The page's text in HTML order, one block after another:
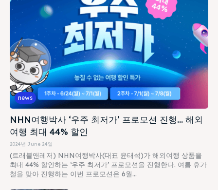
news
NHN여행박사 ‘우주 최저가’ 프로모션 진행… 해외
여행 최대 44% 할인
2024년 June 24일
(트래블앤레저) NHN여행박사(대표 윤태석)가 해외여행 상품을
최대 44% 할인하는 ‘우주 최저가’ 프로모션을 진행한다. 여름 휴가
철을 맞아 진행하는 이번 프로모션은 6월...